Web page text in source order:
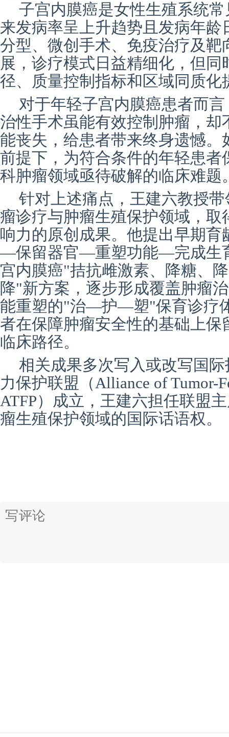
子宫内膜癌是女性生殖系统
来发病率呈上升趋势且发病年
分型、微创手术、免疫治疗及靶
展，诊疗模式日益精细化，但
径、质量控制指标和区域同质化
对于年轻子宫内膜癌患者而
治性手术虽能有效控制肿瘤，却
能丧失，给患者带来终身遗憾。
前提下，为符合条件的年轻患者
科肿瘤领域亟待破解的临床难题
针对上述痛点，王建六教授
瘤诊疗与肿瘤生殖保护领域，
响力的原创成果。他提出早期
—保留器官—重塑功能—完成生
宫内膜癌"拮抗雌激素、降糖、
降"新方案，逐步形成覆盖肿瘤
能重塑的"治—护—塑"保育诊疗
者在保障肿瘤安全性的基础上
临床路径。
相关成果多次写入或改写国
力保护联盟（Alliance of Tumor-
ATFP）成立，王建六担任联盟
瘤生殖保护领域的国际话语权。